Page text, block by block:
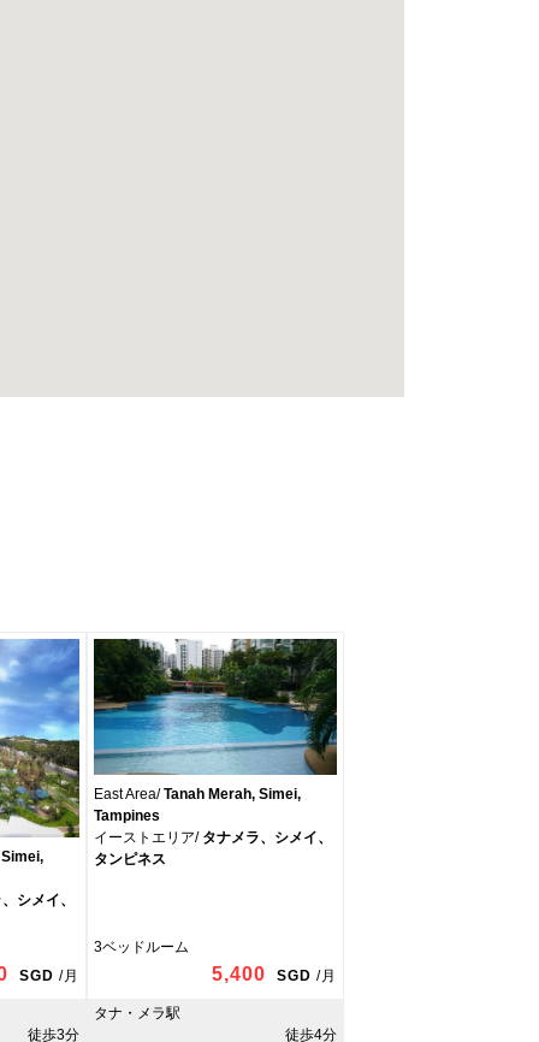
シメイ、
SGD /月
徒歩3分
East Area/Tanah Merah, Simei,
Tampines
イーストエリア/ タナメラ、シメイ、
タンピネス
3ベッドルーム
5,400 SGD /月
タナ・メラ駅
徒歩4分